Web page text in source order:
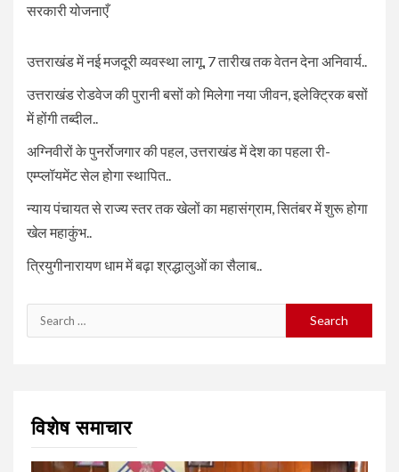
सरकारी योजनाएँ
उत्तराखंड में नई मजदूरी व्यवस्था लागू, 7 तारीख तक वेतन देना अनिवार्य..
उत्तराखंड रोडवेज की पुरानी बसों को मिलेगा नया जीवन, इलेक्ट्रिक बसों
में होंगी तब्दील..
अग्निवीरों के पुनर्रोजगार की पहल, उत्तराखंड में देश का पहला री-
एम्प्लॉयमेंट सेल होगा स्थापित..
न्याय पंचायत से राज्य स्तर तक खेलों का महासंग्राम, सितंबर में शुरू होगा
खेल महाकुंभ..
त्रियुगीनारायण धाम में बढ़ा श्रद्धालुओं का सैलाब..
Search
for:
विशेष समाचार